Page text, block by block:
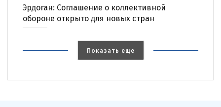
Эрдоган: Соглашение о коллективной
обороне открыто для новых стран
Показать еще